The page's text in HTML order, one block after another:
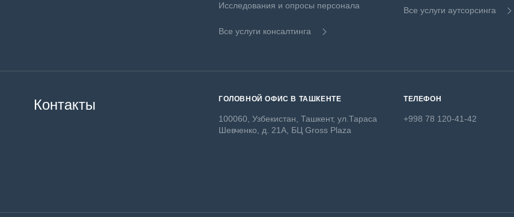
Исследования и опросы персонала
Все услуги консалтинга
Все услуги аутсорсинга
Контакты ГОЛОВНОЙ ОФИС В ТАШКЕНТЕ
100060, Узбекистан, Ташкент, ул.Тараса
Шевченко, д. 21А, БЦ Gross Plaza
ТЕЛЕФОН
+998 78 120-41-42